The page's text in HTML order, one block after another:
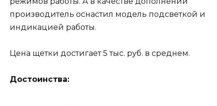
производитель оснастил модель подсветкой и
индикацией работы.
Цена щетки достигает 5 тыс. руб. в среднем.
Достоинства: